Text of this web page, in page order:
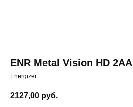
ENR Metal Vision HD 2AA
Energizer
2127,00 руб.